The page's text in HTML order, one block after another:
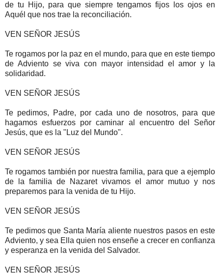
de tu Hijo, para que siempre tengamos fijos los ojos en
Aquél que nos trae la reconciliación.
VEN SEÑOR JESÚS
Te rogamos por la paz en el mundo, para que en este tiempo
de Adviento se viva con mayor intensidad el amor y la
solidaridad.
VEN SEÑOR JESÚS
Te pedimos, Padre, por cada uno de nosotros, para que
hagamos esfuerzos por caminar al encuentro del Señor
Jesús, que es la "Luz del Mundo".
VEN SEÑOR JESÚS
Te rogamos también por nuestra familia, para que a ejemplo
de la familia de Nazaret vivamos el amor mutuo y nos
preparemos para la venida de tu Hijo.
VEN SEÑOR JESÚS
Te pedimos que Santa María aliente nuestros pasos en este
Adviento, y sea Ella quien nos enseñe a crecer en confianza
y esperanza en la venida del Salvador.
VEN SEÑOR JESÚS